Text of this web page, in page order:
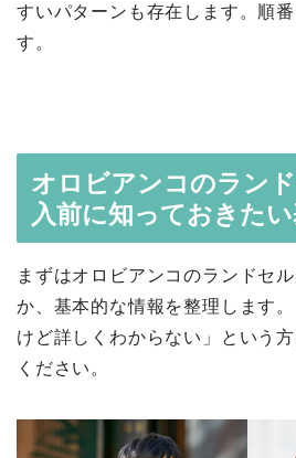
すいパターンも存在します。順
す。
オロビアンコのラン
入前に知っておきた
まずはオロビアンコのランドセ
か、基本的な情報を整理します
けど詳しくわからない」という
ください。